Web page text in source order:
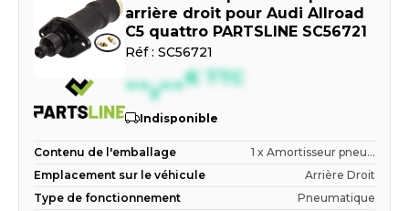
arrière droit pour Audi Allroad
C5 quattro PARTSLINE SC56721
Réf : SC56721
--,--€ TTC
Indisponible
Contenu de l'emballage
1 x Amortisseur pneu...
Emplacement sur le véhicule
Arrière Droit
Type de fonctionnement
Pneumatique